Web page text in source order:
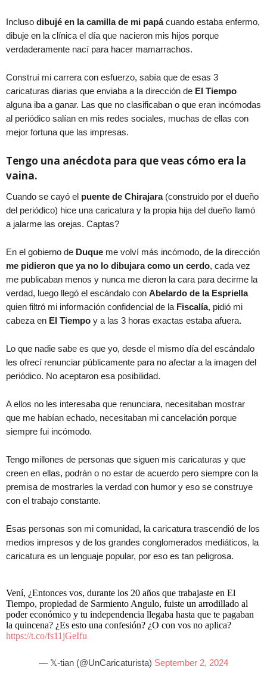
Incluso dibujé en la camilla de mi papácuando estaba enfermo,
dibuje en la clínica el día que nacieron mis hijos porque
verdaderamente nací para hacer mamarrachos.
Construí mi carrera con esfuerzo, sabía que de esas 3
caricaturas diarias que enviaba a la dirección de El Tiempo
alguna iba a ganar. Las que no clasificaban o que eran incómodas
al periódico salían en mis redes sociales, muchas de ellas con
mejor fortuna que las impresas.
Tengo una anécdota para que veas cómo era la
vaina.
Cuando se cayó el puente de Chirajara(construido por el dueño
del periódico) hice una caricatura y la propia hija del dueño llamó
a jalarme las orejas. Captas?
En el gobierno de Duque me volví más incómodo, de la dirección
me pidieron que ya no lo dibujara como un cerdo, cada vez
me publicaban menos y nunca me dieron la cara para decirme la
verdad, luego llegó el escándalo con Abelardo de la Espriella
quien filtró mi información confidencial de la Fiscalía, pidió mi
cabeza en El Tiempo y a las 3 horas exactas estaba afuera.
Lo que nadie sabe es que yo, desde el mismo día del escándalo
les ofrecí renunciar públicamente para no afectar a la imagen del
periódico. No aceptaron esa posibilidad.
A ellos no les interesaba que renunciara, necesitaban mostrar
que me habían echado, necesitaban mi cancelación porque
siempre fui incómodo.
Tengo millones de personas que siguen mis caricaturas y que
creen en ellas, podrán o no estar de acuerdo pero siempre con la
premisa de mostrarles la verdad con humor y eso se construye
con el trabajo constante.
Esas personas son mi comunidad, la caricatura trascendió de los
medios impresos y de los grandes conglomerados mediáticos, la
caricatura es un lenguaje popular, por eso es tan peligrosa.
Vení, ¿Entonces vos, durante los 20 años que trabajaste en El
Tiempo, propiedad de Sarmiento Angulo, fuiste un arrodillado al
poder económico y tu independencia llegaba hasta que te pagaban
la quincena? ¿Es esto una confesión? ¿O con vos no aplica?
https://t.co/fs11jGeIfu
— 𝕏-tian (@UnCaricaturista) September 2, 2024